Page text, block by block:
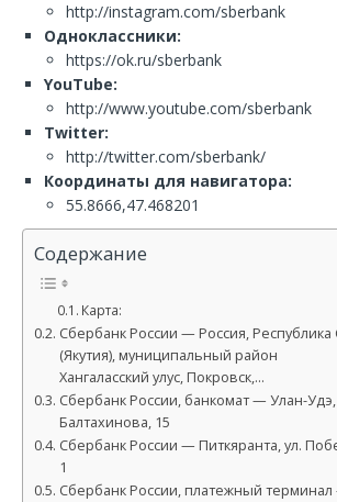
http://instagram.com/sberbank
Одноклассники:
https://ok.ru/sberbank
YouTube:
http://www.youtube.com/sberbank
Twitter:
http://twitter.com/sberbank/
Координаты для навигатора:
55.8666,47.468201
Содержание
Карта:
Сбербанк России — Россия, Республика
(Якутия), муниципальный район
Хангаласский улус, Покровск,…
Сбербанк России, банкомат — Улан-Удэ,
Балтахинова, 15
Сбербанк России — Питкяранта, ул.
1
Сбербанк России, платежный